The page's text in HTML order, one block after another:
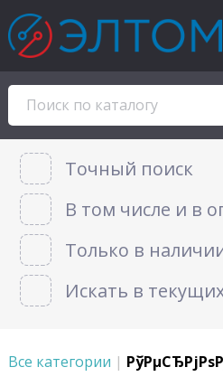
Точный поиск
В том числе и в
Только в
Искать в
Все категории |